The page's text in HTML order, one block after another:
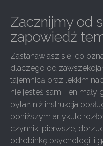
Zacznijmy od
zapowiedź
Zastanawiasz się, co
dlaczego od
tajemnicą oraz lekkim
nie jesteś sam. Ten
pytań niż instrukcja
poniższym artykule
czynniki pierwsze,
odrobinkę psychologii i